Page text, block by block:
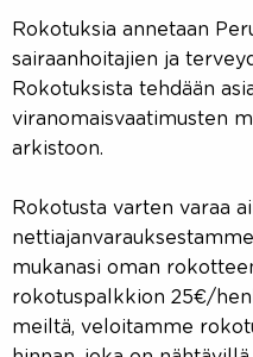
Rokotuksia annetaan
sairaanhoitajien ja
Rokotuksista tehdään
viranomaisvaatimusten
arkistoon.
Rokotusta varten varaa
mukanasi oman
rokotuspalkkion 25€/
meiltä, veloitamme